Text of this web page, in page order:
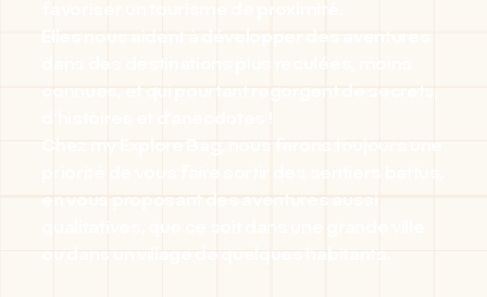
favoriser un tourisme de proximité.
Elles nous aident à développer des aventures
dans des destinations plus reculées, moins
connues, et qui pourtant regorgent de secrets,
d’histoires et d’anecdotes !
Chez my Explore Bag, nous ferons toujours une
priorité de vous faire sortir des sentiers battus,
en vous proposant des aventures aussi
qualitatives, que ce soit dans une grande ville
ou dans un village de quelques habitants.